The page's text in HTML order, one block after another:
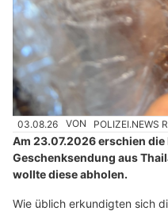
03.08.26 VON POLIZEI.NEWS
Am 23.07.2026 erschien
Geschenksendung aus
wollte diese abholen.
Wie üblich erkundigten sich